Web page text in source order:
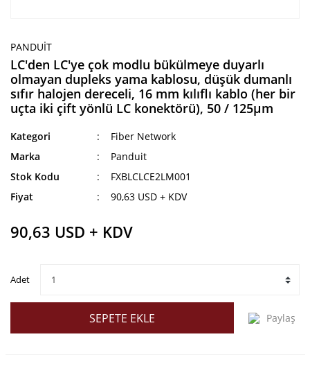
PANDUIT
LC'den LC'ye çok modlu bükülmeye duyarlı
olmayan dupleks yama kablosu, düşük dumanlı
sıfır halojen dereceli, 16 mm kılıflı kablo (her bir
uçta iki çift yönlü LC konektörü), 50 / 125µm
Kategori
Fiber Network
Marka
Panduit
Stok Kodu
FXBLCLCE2LM001
Fiyat
90,63 USD + KDV
90,63 USD + KDV
Adet
SEPETE EKLE Paylaş